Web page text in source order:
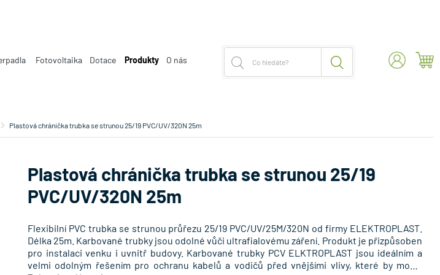
Plastová chránička trubka se strunou 25/19
PVC/UV/320N 25m
Flexibilní PVC trubka se strunou průřezu 25/19 PVC/UV/25M/320N od firmy ELEKTROPLAST.
Délka 25m. Karbované trubky jsou odolné vůči ultrafialovému záření. Produkt je přizpůsoben
pro instalaci venku i uvnitř budovy. Karbované trubky PCV ELKTROPLAST jsou ideálním a
velmi odolným řešením pro ochranu kabelů a vodičů před vnějšími vlivy, které by mohly
Plastová chránička trubka se strunou 25/19 PVC/UV/320N 25m
Fotovoltaika Dotace Produkty O nás